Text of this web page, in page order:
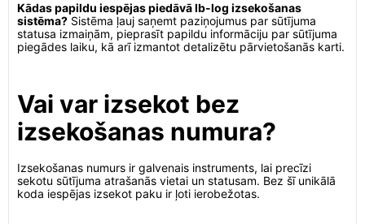
Kādas papildu iespējas piedāvā lb-log izsekošanas
sistēma? Sistēma ļauj saņemt paziņojumus par sūtījuma
statusa izmaiņām, pieprasīt papildu informāciju par sūtījuma
piegādes laiku, kā arī izmantot detalizētu pārvietošanās karti.
Vai var izsekot bez
izsekošanas numura?
Izsekošanas numurs ir galvenais instruments, lai precīzi
sekotu sūtījuma atrašanās vietai un statusam. Bez šī unikālā
koda iespējas izsekot paku ir ļoti ierobežotas.